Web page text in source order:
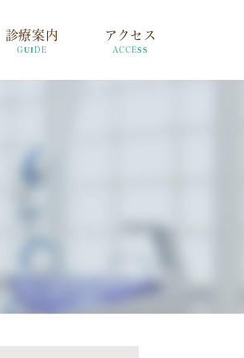
診療案内
GUIDE
アクセス
ACCESS